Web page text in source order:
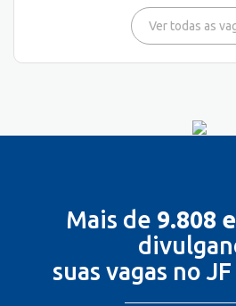
Ver todas as
Mais de 9.808
suas vagas no